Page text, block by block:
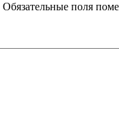
Обязательные поля